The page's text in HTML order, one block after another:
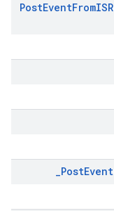
PostEventFromISR
_PostEvent